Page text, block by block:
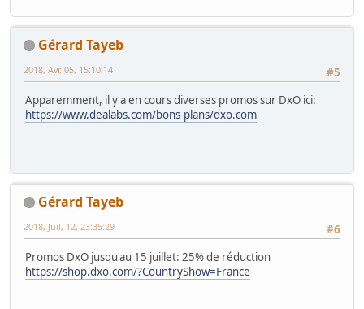
Gérard Tayeb
#5
2018, Avr, 05, 15:10:14
Apparemment, il y a en cours diverses promos sur DxO ici:
https://www.dealabs.com/bons-plans/dxo.com
Gérard Tayeb
#6
2018, Juil, 12, 23:35:29
Promos DxO jusqu'au 15 juillet: 25% de réduction
https://shop.dxo.com/?CountryShow=France